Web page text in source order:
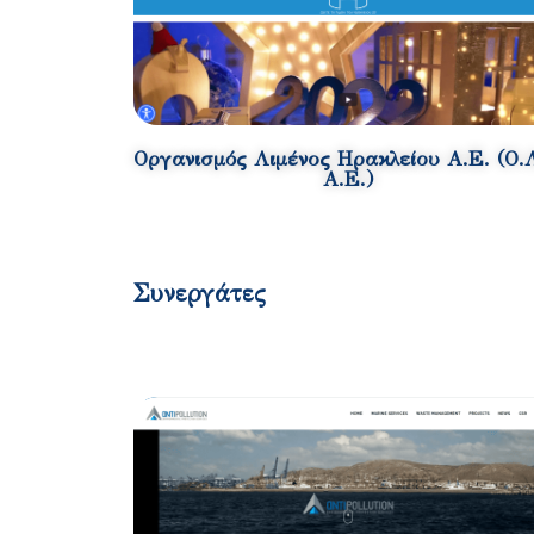
Οργανισμός Λιμένος Ηρακλείου Α.Ε.
A.E.)
Συνεργάτες